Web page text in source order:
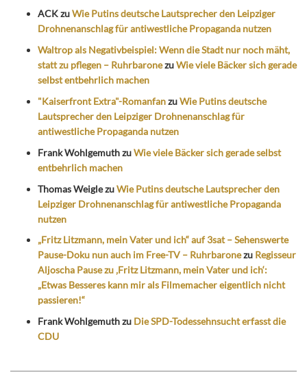
ACKzuWie Putins deutsche Lautsprecher den Leipziger
Drohnenanschlag für antiwestliche Propaganda nutzen
Waltrop als Negativbeispiel: Wenn die Stadt nur noch mäht,
statt zu pflegen – RuhrbaronezuWie viele Bäcker sich gerade
selbst entbehrlich machen
"Kaiserfront Extra"-RomanfanzuWie Putins deutsche
Lautsprecher den Leipziger Drohnenanschlag für
antiwestliche Propaganda nutzen
Frank WohlgemuthzuWie viele Bäcker sich gerade selbst
entbehrlich machen
Thomas WeiglezuWie Putins deutsche Lautsprecher den
Leipziger Drohnenanschlag für antiwestliche Propaganda
nutzen
„Fritz Litzmann, mein Vater und ich“ auf 3sat – Sehenswerte
Pause-Doku nun auch im Free-TV – Ruhrbaronezu Regisseur
Aljoscha Pause zu ‚Fritz Litzmann, mein Vater und ich‘:
„Etwas Besseres kann mir als Filmemacher eigentlich nicht
passieren!“
Frank Wohlgemuthzu Die SPD-Todessehnsucht erfasst die
CDU